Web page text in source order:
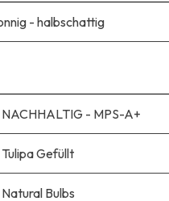
- halbschattig
NACHHALTIG - MPS-A+
Tulipa Gefüllt
Natural Bulbs